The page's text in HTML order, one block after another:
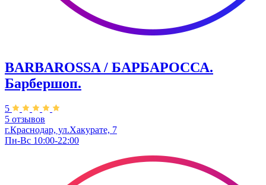
BARBAROSSA / БАРБАРОССА.
Барбершоп.
5
5 отзывов
г.Краснодар, ул.Хакурате, 7
Пн-Вс 10:00-22:00